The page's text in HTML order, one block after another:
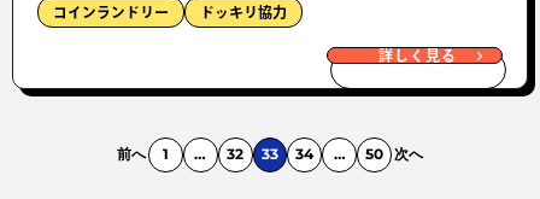
コインランドリー ドッキリ協力
詳しく見る
前へ 1 … 32 33 34 … 50 次へ